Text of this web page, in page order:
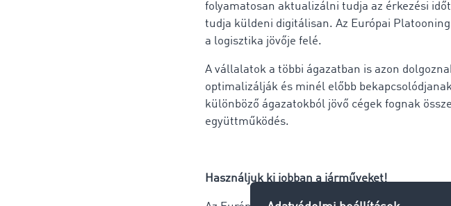
folyamatosan aktualizálni tudja az érkezési
tudja küldeni digitálisan. Az Európai
a logisztika jövője felé.
A vállalatok a többi ágazatban is azon
optimalizálják és minél előbb
különböző ágazatokból jövő cégek fognak
együttműködés.
Használjuk ki jobban a járműveket!